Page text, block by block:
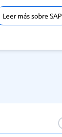
Leer más sobre SAP